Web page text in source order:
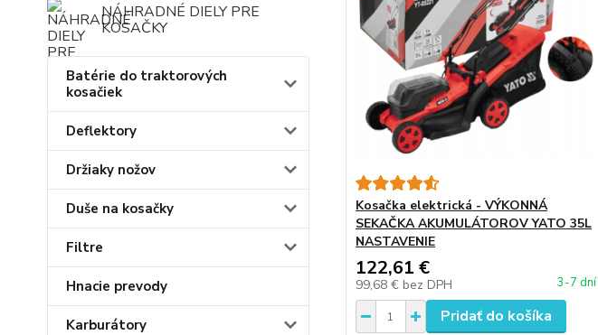
NÁHRADNÉ DIELY PRE
KOSAČKY
Batérie do traktorových
kosačiek
Deflektory
Držiaky nožov
Duše na kosačky
Filtre
Hnacie prevody
Karburátory
Kosačka elektrická - VÝKONNÁ
SEKAČKA AKUMULÁTOROV YATO 35L
NASTAVENIE
122,61 €
99,68 € bez DPH 3-7 dní
Pridať do košíka